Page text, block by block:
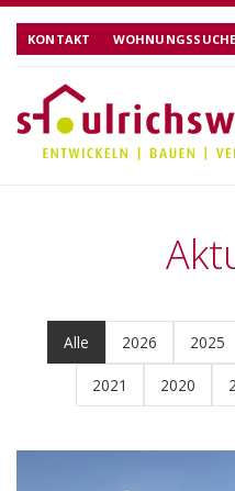
KONTAKT WOHNUNGSSUCHE
Aktuelles
Referenzen
Alle 2026 2025
2021 2020